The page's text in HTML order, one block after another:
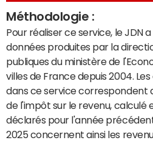
Méthodologie :
Pour réaliser ce service, le JDN
données produites par la
publiques du ministère de
villes de France depuis 2004.
dans ce service correspondent
de l'impôt sur le revenu, calculé
déclarés pour l'année
2025 concernent ainsi les